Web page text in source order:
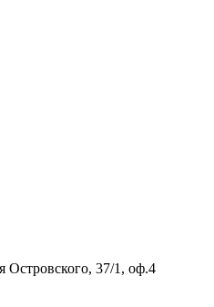
Островского, 37/1, оф.4